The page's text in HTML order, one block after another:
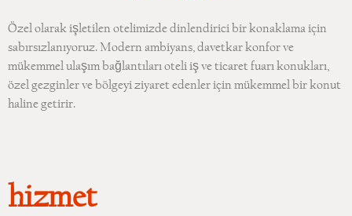
Özel olarak işletilen otelimizde dinlendirici bir konaklama için
sabırsızlanıyoruz. Modern ambiyans, davetkar konfor ve
mükemmel ulaşım bağlantıları oteli iş ve ticaret fuarı konukları,
özel gezginler ve bölgeyi ziyaret edenler için mükemmel bir konut
haline getirir.
hizmet